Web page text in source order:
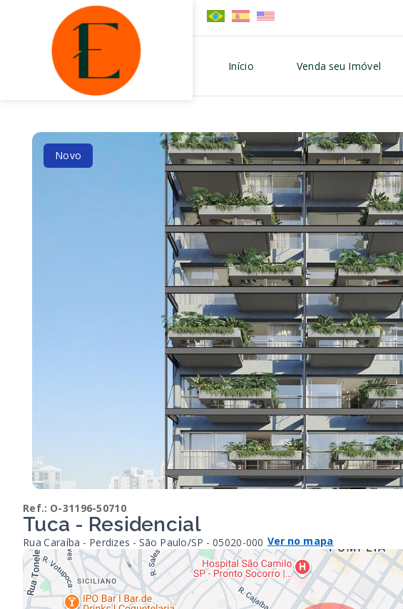
Início Venda seu Imóvel
Novo
Ref.: O-31196-50710
Tuca - Residencial
Rua Caraíba - Perdizes - São Paulo/SP - 05020-000 Ver no mapa